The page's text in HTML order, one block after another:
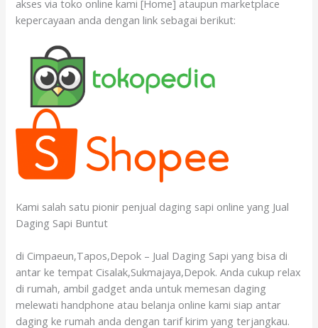
akses via toko online kami [Home] ataupun marketplace
kepercayaan anda dengan link sebagai berikut:
Kami salah satu pionir penjual daging sapi online yang Jual
Daging Sapi Buntut
di Cimpaeun,Tapos,Depok – Jual Daging Sapi yang bisa di
antar ke tempat Cisalak,Sukmajaya,Depok. Anda cukup relax
di rumah, ambil gadget anda untuk memesan daging
melewati handphone atau belanja online kami siap antar
daging ke rumah anda dengan tarif kirim yang terjangkau.